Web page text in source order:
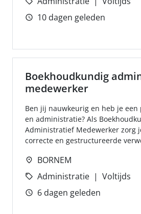
10 dagen geleden
Boekhoudkundig
medewerker
Ben jij nauwkeurig en heb je een
en administratie? Als
Administratief Medewerker zorg
correcte en gestructureerde
BORNEM
Administratie
Voltijds
6 dagen geleden